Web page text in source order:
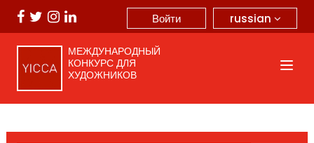
russian
Войти
МЕЖДУНАРОДНЫЙ
КОНКУРС ДЛЯ
ХУДОЖНИКОВ